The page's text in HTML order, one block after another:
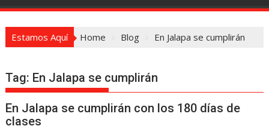
Estamos Aquí Home Blog En Jalapa se cumplirán
Tag: En Jalapa se cumplirán
En Jalapa se cumplirán con los 180 días de
clases